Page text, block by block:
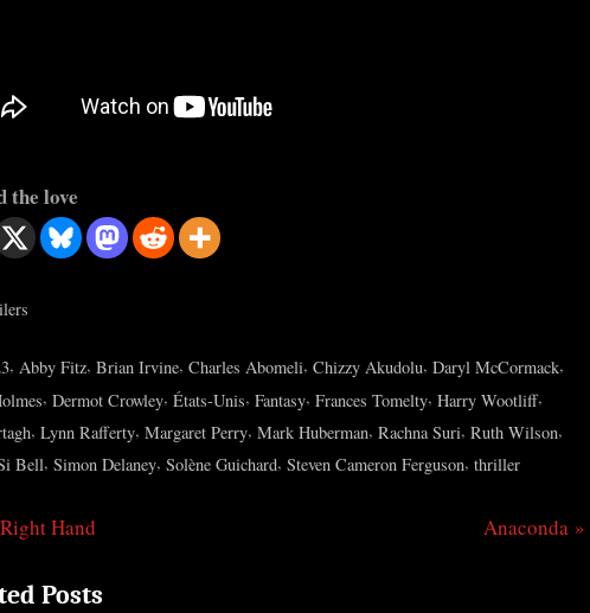
the love
, Abby Fitz, Brian Irvine, Charles Abomeli, Chizzy Akudolu, Daryl McCormack,
, Dermot Crowley, États-Unis, Fantasy, Frances Tomelty, Harry Wootliff,
, Lynn Rafferty, Margaret Perry, Mark Huberman, Rachna Suri, Ruth Wilson,
Bell, Simon Delaney, Solène Guichard, Steven Cameron Ferguson, thriller
Hand
N
Anaconda
Posts